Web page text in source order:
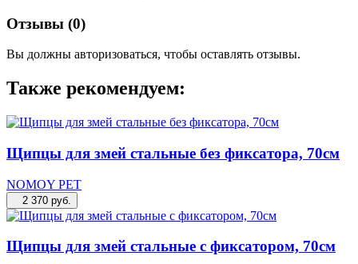
Отзывы (0)
Вы должны авторизоваться, чтобы оставлять отзывы.
Также рекомендуем:
Щипцы для змей стальные без фиксатора, 70см
NOMOY PET
2 370 руб.
Щипцы для змей стальные с фиксатором, 70см